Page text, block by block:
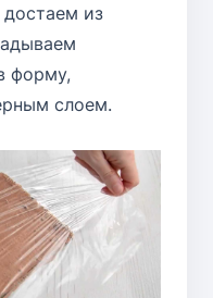
достаем из
форму,
слоем.